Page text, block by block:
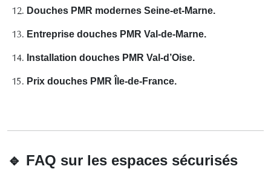
Douches PMR modernes Seine-et-Marne.
Entreprise douches PMR Val-de-Marne.
Installation douches PMR Val-d’Oise.
Prix douches PMR Île-de-France.
🔹 FAQ sur les espaces sécurisés